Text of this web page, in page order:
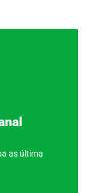
as última